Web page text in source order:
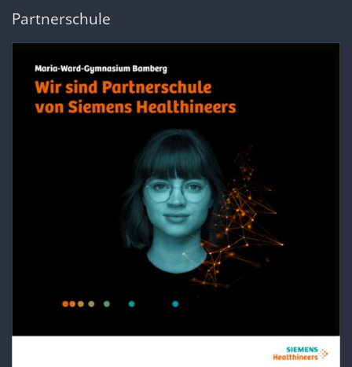
Partnerschule